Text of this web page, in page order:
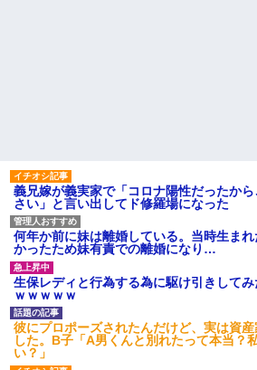
義兄嫁が義実家で「コロナ陽性だったか
さい」と言い出してド修羅場になった
何年か前に妹は離婚している。当時生ま
かったため妹有責での離婚になり…
生保レディと行為する為に駆け引きして
ｗｗｗｗｗ
彼にプロポーズされたんだけど、実は資
した。B子「A男くんと別れたって本当？
い？」